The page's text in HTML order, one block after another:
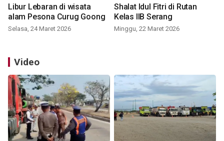
Libur Lebaran di wisata
alam Pesona Curug Goong
Selasa, 24 Maret 2026
Shalat Idul Fitri di Rutan
Kelas IIB Serang
Minggu, 22 Maret 2026
Video